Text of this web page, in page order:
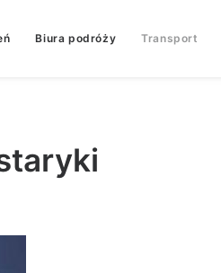
Biura podróży Transport